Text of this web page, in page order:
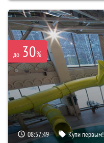
до 30%
08:57:48 Купи первым!